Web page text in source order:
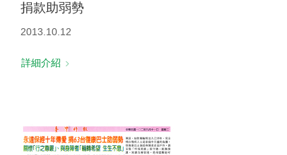
捐款助弱勢
2013.10.12
詳細介紹